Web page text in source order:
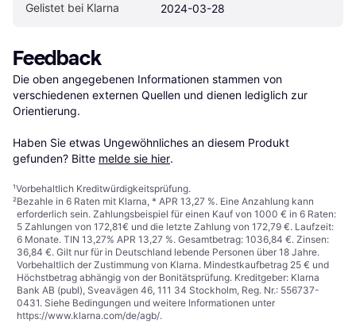
Gelistet bei Klarna 2024-03-28
Feedback
Die oben angegebenen Informationen stammen von
verschiedenen externen Quellen und dienen lediglich zur
Orientierung.
Haben Sie etwas Ungewöhnliches an diesem Produkt
gefunden? Bitte melde sie hier.
¹Vorbehaltlich Kreditwürdigkeitsprüfung.
²Bezahle in 6 Raten mit Klarna, * APR 13,27 %. Eine Anzahlung kann
erforderlich sein. Zahlungsbeispiel für einen Kauf von 1000 € in 6 Raten:
5 Zahlungen von 172,81€ und die letzte Zahlung von 172,79 €. Laufzeit:
6 Monate. TIN 13,27% APR 13,27 %. Gesamtbetrag: 1036,84 €. Zinsen:
36,84 €. Gilt nur für in Deutschland lebende Personen über 18 Jahre.
Vorbehaltlich der Zustimmung von Klarna. Mindestkaufbetrag 25 € und
Höchstbetrag abhängig von der Bonitätsprüfung. Kreditgeber: Klarna
Bank AB (publ), Sveavägen 46, 111 34 Stockholm, Reg. Nr.: 556737-
0431. Siehe Bedingungen und weitere Informationen unter
https://www.klarna.com/de/agb/.